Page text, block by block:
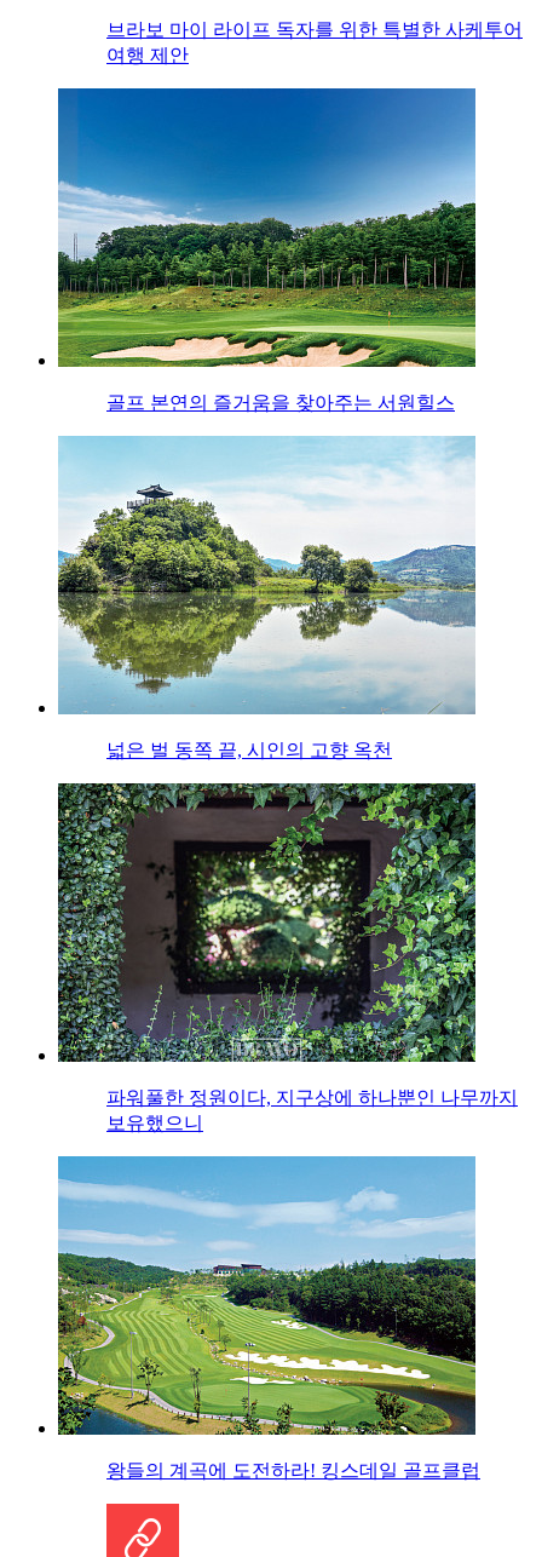
브라보 마이 라이프 독자를 위한 특별한 사케투어
여행 제안
골프 본연의 즐거움을 찾아주는 서원힐스
넓은 벌 동쪽 끝, 시인의 고향 옥천
파워풀한 정원이다, 지구상에 하나뿐인 나무까지
보유했으니
왕들의 계곡에 도전하라! 킹스데일 골프클럽